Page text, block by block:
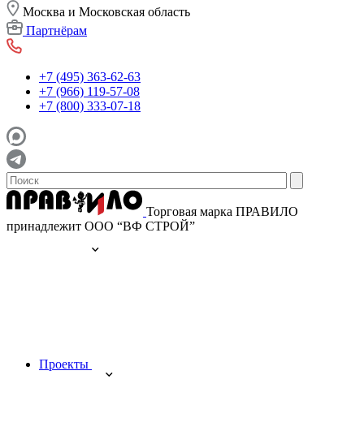
Москва и Московская область
Партнёрам
+7 (495) 363-62-63
+7 (966) 119-57-08
+7 (800) 333-07-18
Торговая марка ПРАВИЛО
принадлежит ООО “ВФ СТРОЙ”
Проекты